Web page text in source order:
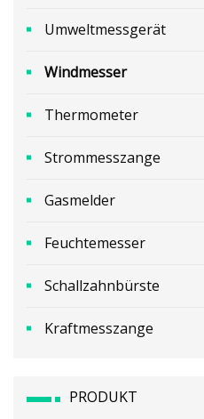
Umweltmessgerät
Windmesser
Thermometer
Strommesszange
Gasmelder
Feuchtemesser
Schallzahnbürste
Kraftmesszange
PRODUKT